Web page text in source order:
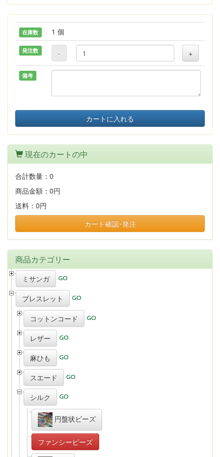
在庫数 1 個
発注数 - +
備考
カートに入れる
現在のカートの中
合計数量： 0
商品金額： 0円
送料： 0円
カート確認･発注
商品カテゴリー
ミサンガ
ブレスレット
コットンコード
レザー
麻ひも
スエード
シルク
円盤状ビーズ
ファンシービーズ